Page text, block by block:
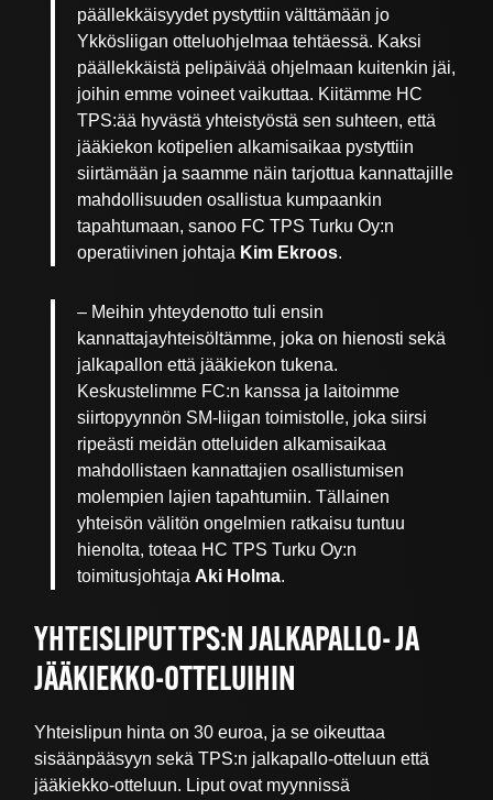
päällekkäisyydet pystyttiin välttämään jo
Ykkösliigan otteluohjelmaa tehtäessä. Kaksi
päällekkäistä pelipäivää ohjelmaan kuitenkin jäi,
joihin emme voineet vaikuttaa. Kiitämme HC
TPS:ää hyvästä yhteistyöstä sen suhteen, että
jääkiekon kotipelien alkamisaikaa pystyttiin
siirtämään ja saamme näin tarjottua kannattajille
mahdollisuuden osallistua kumpaankin
tapahtumaan, sanoo FC TPS Turku Oy:n
operatiivinen johtaja Kim Ekroos.
– Meihin yhteydenotto tuli ensin
kannattajayhteisöltämme, joka on hienosti sekä
jalkapallon että jääkiekon tukena.
Keskustelimme FC:n kanssa ja laitoimme
siirtopyynnön SM-liigan toimistolle, joka siirsi
ripeästi meidän otteluiden alkamisaikaa
mahdollistaen kannattajien osallistumisen
molempien lajien tapahtumiin. Tällainen
yhteisön välitön ongelmien ratkaisu tuntuu
hienolta, toteaa HC TPS Turku Oy:n
toimitusjohtaja Aki Holma.
YHTEISLIPUT TPS:N JALKAPALLO- JA
JÄÄKIEKKO-OTTELUIHIN
Yhteislipun hinta on 30 euroa, ja se oikeuttaa
sisäänpääsyyn sekä TPS:n jalkapallo-otteluun että
jääkiekko-otteluun. Liput ovat myynnissä